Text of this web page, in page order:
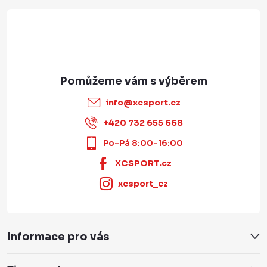
info@xcsport.cz
+420 732 655 668
Po-Pá 8:00-16:00
XCSPORT.cz
xcsport_cz
Informace pro vás